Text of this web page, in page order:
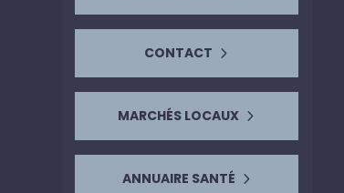
CONTACT
MARCHÉS LOCAUX
ANNUAIRE SANTÉ